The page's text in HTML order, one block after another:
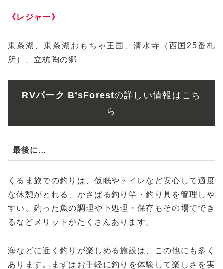
《レジャー》
東条湖、東条湖おもちゃ王国、清水寺（西国25番札
所）、立杭陶の郷
RVパーク B’sForestの詳しい情報はこち
ら
最後に…
くるま旅での釣りは、仮眠やトイレなど安心して適度
な休憩がとれる、かさばる釣り竿・釣り具を管理しや
すい、釣った魚の調理や下処理・保存もその場ででき
るなどメリットがたくさんあります。
海などに近く釣りが楽しめる施設は、この他にも多く
あります。まずはお手軽に釣りを体験して楽しさを実